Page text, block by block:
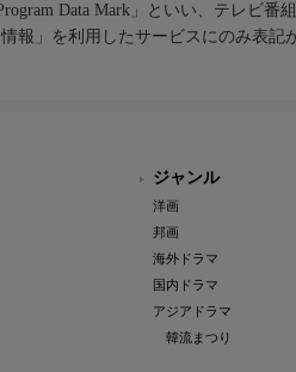
Data Mark」といい、テレビ番
情報」を利用したサービスにのみ表記
ジャンル
洋画
邦画
海外ドラマ
国内ドラマ
アジアドラマ
韓流まつり